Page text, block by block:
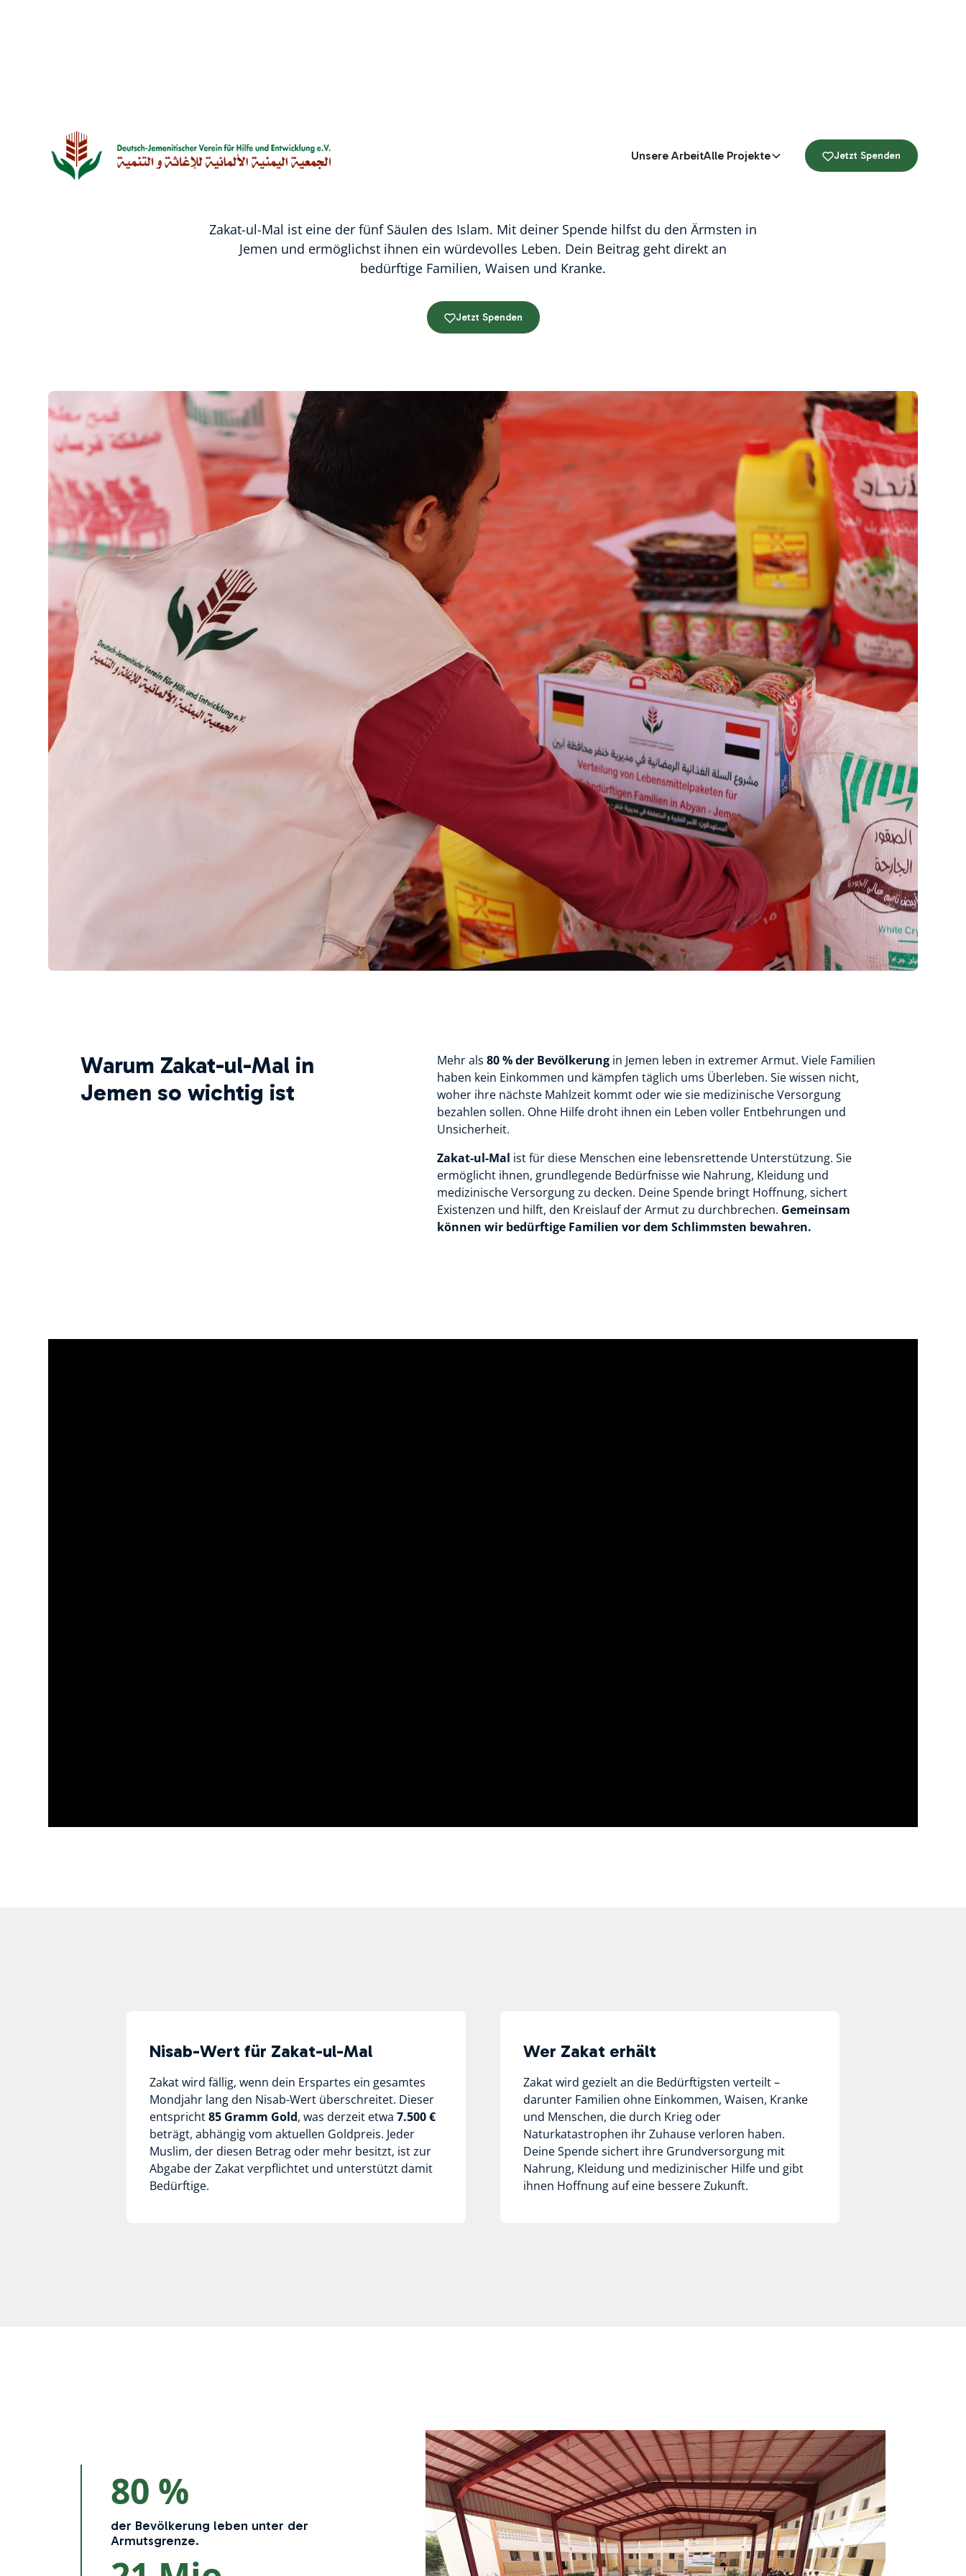
Unsere ArbeitAlle Projekte Jetzt Spenden
Zakat-ul-Mal – Deine Pflicht, die
Zakat-ul-Mal ist eine der fünf Säulen des Islam. Mit deiner Spende hilfst du den Ärmsten in
Jemen und ermöglichst ihnen ein würdevolles Leben. Dein Beitrag geht direkt an
bedürftige Familien, Waisen und Kranke.
Jetzt Spenden
Warum Zakat-ul-Mal in
Jemen so wichtig ist
Mehr als 80 % der Bevölkerung in Jemen leben in extremer Armut. Viele Familien
haben kein Einkommen und kämpfen täglich ums Überleben. Sie wissen nicht,
woher ihre nächste Mahlzeit kommt oder wie sie medizinische Versorgung
bezahlen sollen. Ohne Hilfe droht ihnen ein Leben voller Entbehrungen und
Unsicherheit.
Zakat-ul-Mal ist für diese Menschen eine lebensrettende Unterstützung. Sie
ermöglicht ihnen, grundlegende Bedürfnisse wie Nahrung, Kleidung und
medizinische Versorgung zu decken. Deine Spende bringt Hoffnung, sichert
Existenzen und hilft, den Kreislauf der Armut zu durchbrechen. Gemeinsam
können wir bedürftige Familien vor dem Schlimmsten bewahren.
Nisab-Wert für Zakat-ul-Mal
Zakat wird fällig, wenn dein Erspartes ein gesamtes
Mondjahr lang den Nisab-Wert überschreitet. Dieser
entspricht85 Gramm Gold, was derzeit etwa 7.500 €
beträgt, abhängig vom aktuellen Goldpreis. Jeder
Muslim, der diesen Betrag oder mehr besitzt, ist zur
Abgabe der Zakat verpflichtet und unterstützt damit
Bedürftige.
Wer Zakat erhält
Zakat wird gezielt an die Bedürftigsten verteilt –
darunter Familien ohne Einkommen, Waisen, Kranke
und Menschen, die durch Krieg oder
Naturkatastrophen ihr Zuhause verloren haben.
Deine Spende sichert ihre Grundversorgung mit
Nahrung, Kleidung und medizinischer Hilfe und gibt
ihnen Hoffnung auf eine bessere Zukunft.
80 %
der Bevölkerung leben unter der
Armutsgrenze.